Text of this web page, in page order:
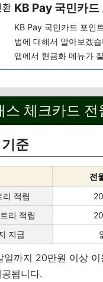
KB Pay 국민카드
현금화 방법 (가
법)
KB Pay 국민카드 포인
법에 대해서 알아보겠
앱에서 현금화 메뉴가
서 해당 메뉴 찾기가 쉽
방법 중 가장 쉬운 방법
록 하겠습니다. KB Pay
인...더 보기
스 체크카드 전
준
전
리 적립
리 적립
지급
일까지 20만원 이상 이
됩니다.